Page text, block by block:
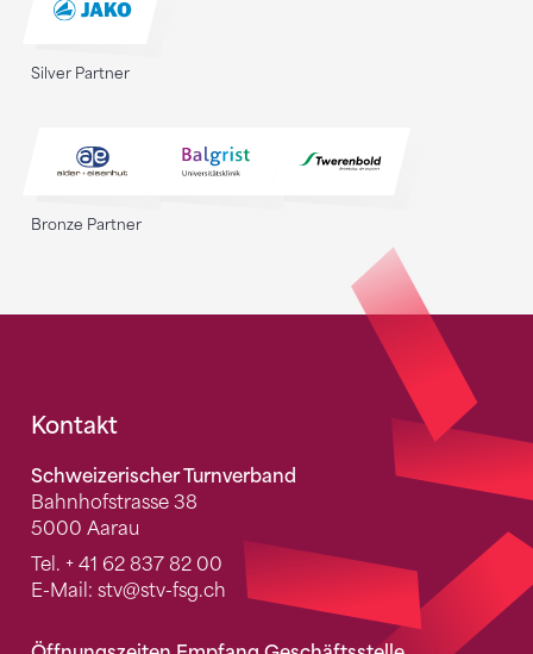
Silver Partner
Bronze Partner
Fusszeile
Kontakt
Schweizerischer Turnverband
Bahnhofstrasse 38
5000 Aarau
Tel. + 41 62 837 82 00
E-Mail: stv@stv-fsg.ch